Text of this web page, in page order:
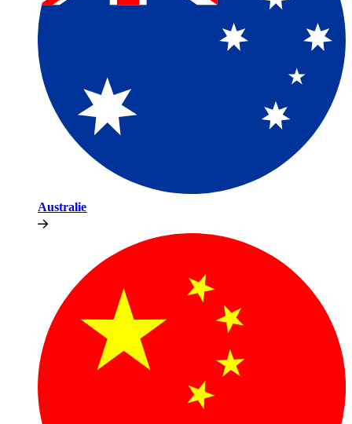
Australie​​